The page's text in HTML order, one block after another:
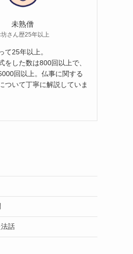
未熟僧
坊さん歴25年以上
て25年以上。
をした数は800回以上で、
回以上。仏事に関する
ついて丁寧に解説していま
話